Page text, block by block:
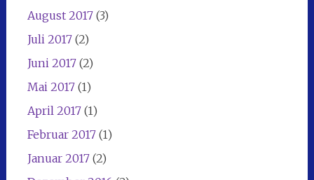
August 2017(3)
Juli 2017(2)
Juni 2017(2)
Mai 2017(1)
April 2017(1)
Februar 2017(1)
Januar 2017(2)